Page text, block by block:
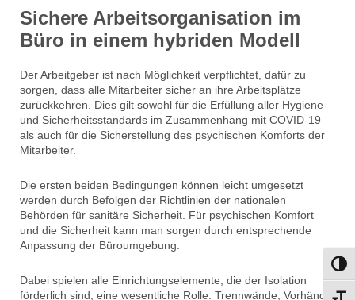
Sichere Arbeitsorganisation im
Büro in einem hybriden Modell
Der Arbeitgeber ist nach Möglichkeit verpflichtet, dafür zu
sorgen, dass alle Mitarbeiter sicher an ihre Arbeitsplätze
zurückkehren. Dies gilt sowohl für die Erfüllung aller Hygiene-
und Sicherheitsstandards im Zusammenhang mit COVID-19
als auch für die Sicherstellung des psychischen Komforts der
Mitarbeiter.
Die ersten beiden Bedingungen können leicht umgesetzt
werden durch Befolgen der Richtlinien der nationalen
Behörden für sanitäre Sicherheit. Für psychischen Komfort
und die Sicherheit kann man sorgen durch entsprechende
Anpassung der Büroumgebung.
Dabei spielen alle Einrichtungselemente, die der Isolation
förderlich sind, eine wesentliche Rolle. Trennwände, Vorhänge,